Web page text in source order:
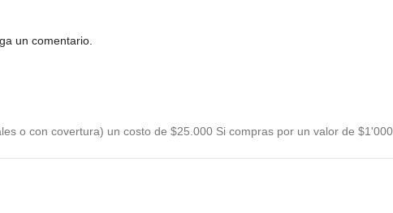
un comentario.
o con covertura) un costo de $25.000 Si compras por un valor de